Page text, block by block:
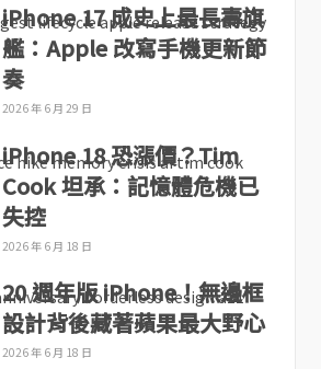
iPhone 17 成史上最長壽旗
艦：Apple 改寫手機更新節
奏
2026 年 6 月 29 日
iPhone 18 恐漲價？Tim
Cook 坦承：記憶體危機已
失控
2026 年 6 月 18 日
20 週年版 iPhone！無邊框
設計背後藏著蘋果最大野心
2026 年 6 月 18 日